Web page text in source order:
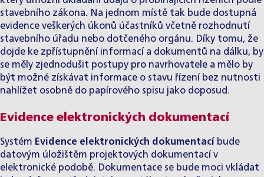
stavebního zákona. Na jednom místě tak bude dostupná
evidence veškerých úkonů účastníků včetně rozhodnutí
stavebního úřadu nebo dotčeného orgánu. Díky tomu, že
dojde ke zpřístupnění informací a dokumentů na dálku, by
se měly zjednodušit postupy pro navrhovatele a mělo by
být možné získávat informace o stavu řízení bez nutnosti
nahlížet osobně do papírového spisu jako doposud.
Evidence elektronických dokumentací
Systém Evidence elektronických dokumentací bude
datovým úložištěm projektových dokumentací v
elektronické podobě. Dokumentace se bude moci vkládat